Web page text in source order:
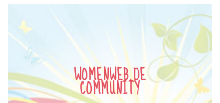
WOMENWEB.DE
COMMUNITY